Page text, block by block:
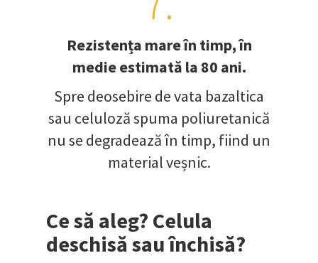
Rezistența mare în timp, în
medie estimată la 80 ani.
Spre deosebire de vata bazaltica
sau celuloză spuma poliuretanică
nu se degradează în timp, fiind un
material veșnic.
Ce să aleg? Celula
deschisă sau închisă?